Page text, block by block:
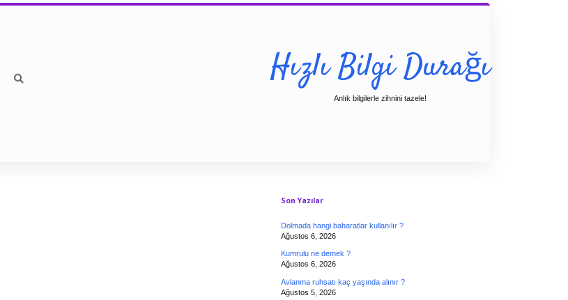
Hızlı Bilgi Durağı
Anlık bilgilerle zihnini tazele!
Son Yazılar
Dolmada hangi baharatlar kullanılır ?
Ağustos 6, 2026
Kumrulu ne demek ?
Ağustos 6, 2026
Avlanma ruhsatı kaç yaşında alınır ?
Ağustos 5, 2026